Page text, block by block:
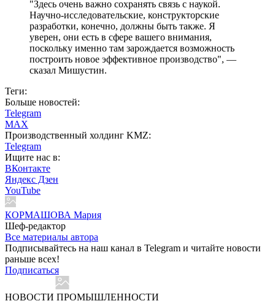
"Здесь очень важно сохранять связь с наукой.
Научно-исследовательские, конструкторские
разработки, конечно, должны быть также. Я
уверен, они есть в сфере вашего внимания,
поскольку именно там зарождается возможность
построить новое эффективное производство", —
сказал Мишустин.
Теги:
Больше новостей:
Telegram
MAX
Производственный холдинг KMZ:
Telegram
Ищите нас в:
ВКонтакте
Яндекс Дзен
YouTube
КОРМАШОВА Мария
Шеф-редактор
Все материалы автора
Подписывайтесь на наш канал в Telegram и читайте новости
раньше всех!
Подписаться
НОВОСТИ ПРОМЫШЛЕННОСТИ